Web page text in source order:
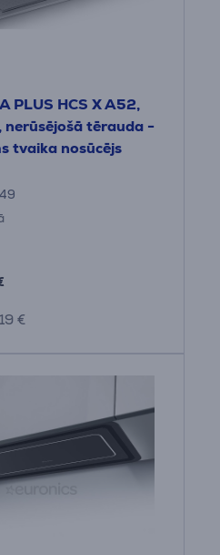
PLUS HCS X A52,
nerūsējošā tērauda -
tvaika nosūcējs
€